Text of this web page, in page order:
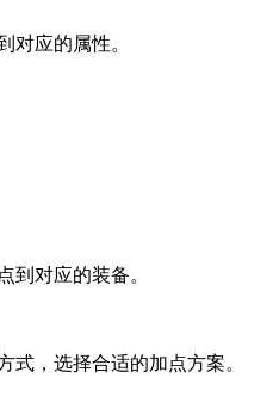
对应的属性。
到对应的装备。
，选择合适的加点方案。